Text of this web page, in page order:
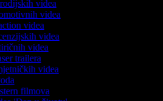
videa
videa
videa
videa
videa
trailera
videa
filmova